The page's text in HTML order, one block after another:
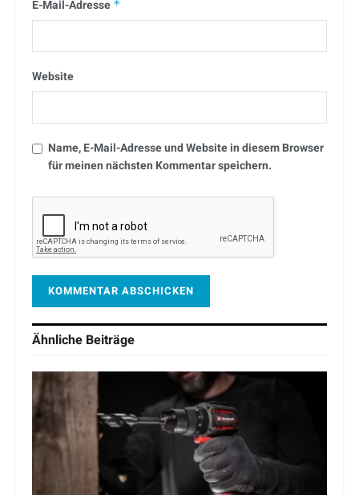
E-Mail-Adresse *
Website
Name, E-Mail-Adresse und Website in diesem Browser
für meinen nächsten Kommentar speichern.
Ähnliche Beiträge